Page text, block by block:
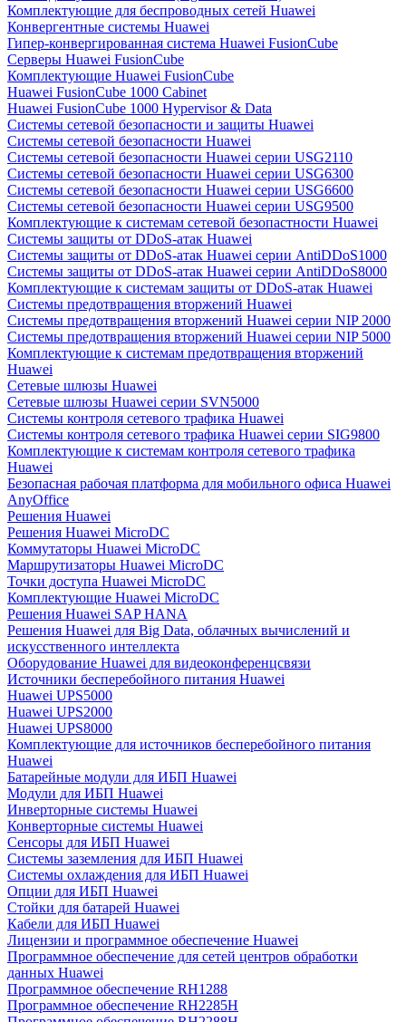
Комплектующие для беспроводных сетей Huawei
Конвергентные системы Huawei
Гипер-конвергированная система Huawei FusionCube
Серверы Huawei FusionCube
Комплектующие Huawei FusionCube
Huawei FusionCube 1000 Cabinet
Huawei FusionCube 1000 Hypervisor & Data
Системы сетевой безопасности и защиты Huawei
Системы сетевой безопасности Huawei
Системы сетевой безопасности Huawei серии USG2110
Системы сетевой безопасности Huawei серии USG6300
Системы сетевой безопасности Huawei серии USG6600
Системы сетевой безопасности Huawei серии USG9500
Комплектующие к системам сетевой безопастности Huawei
Системы защиты от DDoS-атак Huawei
Системы защиты от DDoS-атак Huawei серии AntiDDoS1000
Системы защиты от DDoS-атак Huawei серии AntiDDoS8000
Комплектующие к системам защиты от DDoS-атак Huawei
Системы предотвращения вторжений Huawei
Системы предотвращения вторжений Huawei серии NIP 2000
Системы предотвращения вторжений Huawei серии NIP 5000
Комплектующие к системам предотвращения вторжений
Huawei
Сетевые шлюзы Huawei
Сетевые шлюзы Huawei серии SVN5000
Системы контроля сетевого трафика Huawei
Системы контроля сетевого трафика Huawei серии SIG9800
Комплектующие к системам контроля сетевого трафика
Huawei
Безопасная рабочая платформа для мобильного офиса Huawei
AnyOffice
Решения Huawei
Решения Huawei MicroDC
Коммутаторы Huawei MicroDC
Маршрутизаторы Huawei MicroDC
Точки доступа Huawei MicroDC
Комплектующие Huawei MicroDC
Решения Huawei SAP HANA
Решения Huawei для Big Data, облачных вычислений и
искусственного интеллекта
Оборудование Huawei для видеоконференцсвязи
Источники бесперебойного питания Huawei
Huawei UPS5000
Huawei UPS2000
Huawei UPS8000
Комплектующие для источников бесперебойного питания
Huawei
Батарейные модули для ИБП Huawei
Модули для ИБП Huawei
Инверторные системы Huawei
Конверторные системы Huawei
Сенсоры для ИБП Huawei
Системы заземления для ИБП Huawei
Системы охлаждения для ИБП Huawei
Опции для ИБП Huawei
Стойки для батарей Huawei
Кабели для ИБП Huawei
Лицензии и программное обеспечение Huawei
Программное обеспечение для сетей центров обработки
данных Huawei
Программное обеспечение RH1288
Программное обеспечение RH2285H